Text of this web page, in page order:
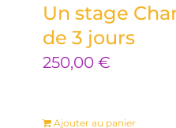
Un stage
de 3 jours
250,00 €
Ajouter au panier